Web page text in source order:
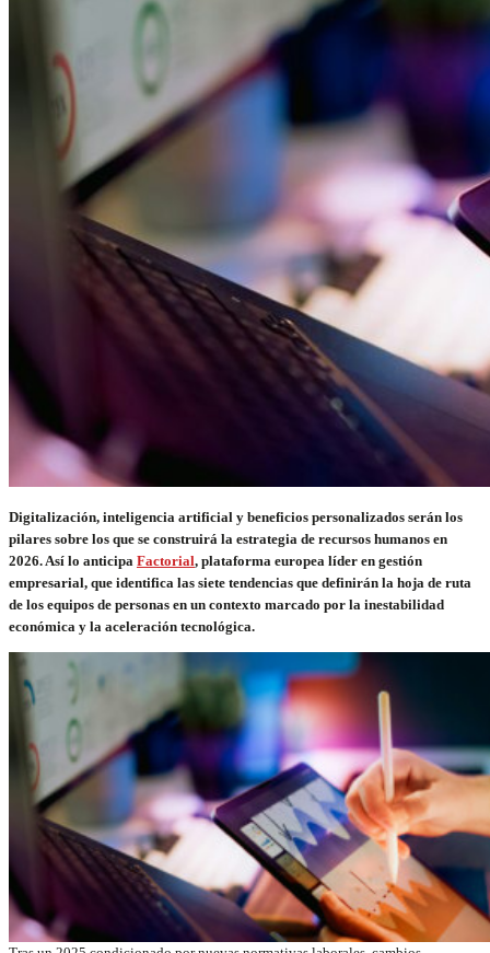
Digitalización, inteligencia artificial y beneficios personalizados serán los
pilares sobre los que se construirá la estrategia de recursos humanos en
2026. Así lo anticipa Factorial, plataforma europea líder en gestión
empresarial, que identifica las siete tendencias que definirán la hoja de ruta
de los equipos de personas en un contexto marcado por la inestabilidad
económica y la aceleración tecnológica.